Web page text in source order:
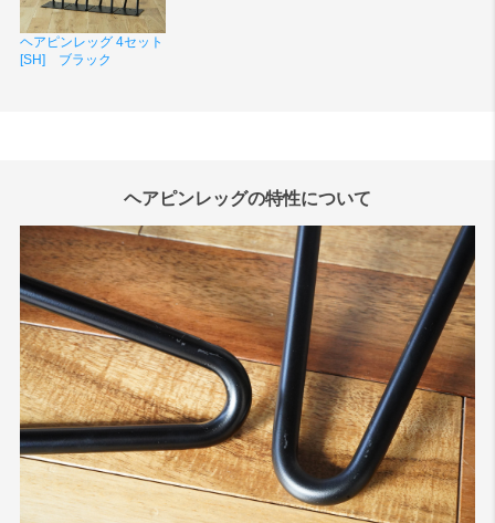
ヘアピンレッグ 4セット
[SH] ブラック
ヘアピンレッグの特性について